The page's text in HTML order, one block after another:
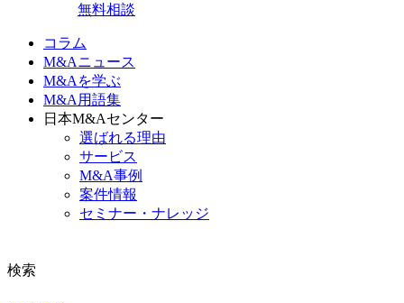
無料相談
コラム
M&Aニュース
M&Aを学ぶ
M&A用語集
日本M&Aセンター
選ばれる理由
サービス
M&A事例
案件情報
セミナー・ナレッジ
検索